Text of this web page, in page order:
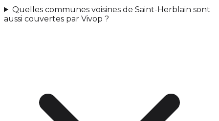
Quelles communes voisines de Saint-Herblain sont
aussi couvertes par Vivop ?